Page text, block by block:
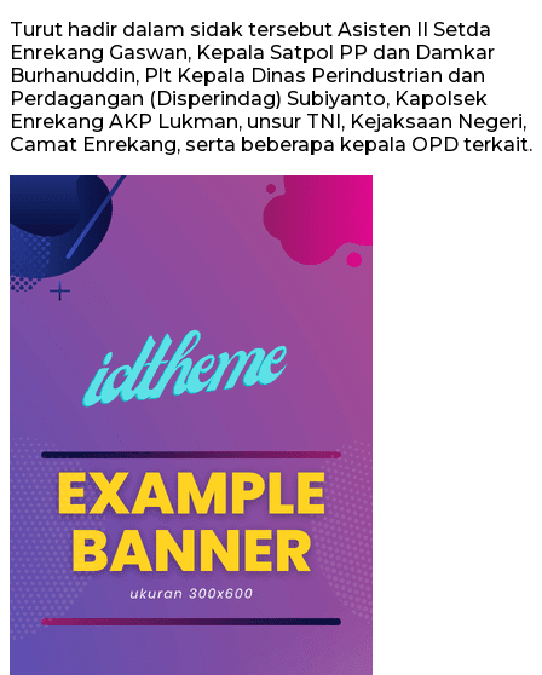
Turut hadir dalam sidak tersebut Asisten II Setda
Enrekang Gaswan, Kepala Satpol PP dan Damkar
Burhanuddin, Plt Kepala Dinas Perindustrian dan
Perdagangan (Disperindag) Subiyanto, Kapolsek
Enrekang AKP Lukman, unsur TNI, Kejaksaan Negeri,
Camat Enrekang, serta beberapa kepala OPD terkait.